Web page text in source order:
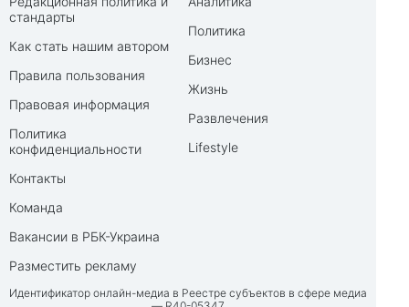
стандарты
Как стать нашим автором
Правила пользования
Правовая информация
Политика
конфиденциальности
Контакты
Команда
Вакансии в РБК-Украина
Разместить рекламу
Политика
Бизнес
Жизнь
Развлечения
Lifestyle
Идентификатор онлайн-медиа в Реестре субъектов в сфере медиа